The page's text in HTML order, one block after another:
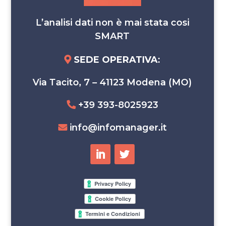
L’analisi dati non è mai stata cosi
SMART
SEDE OPERATIVA:
Via Tacito, 7 – 41123 Modena (MO)
+39 393-8025923
info@infomanager.it